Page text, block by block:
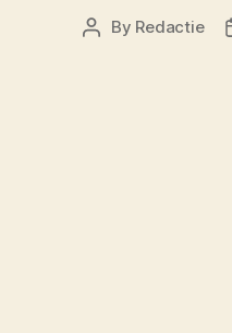
Post
By Redactie